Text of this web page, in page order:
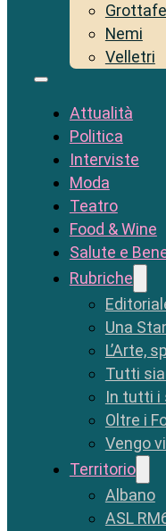
Nemi
Velletri
Attualità
Politica
Interviste
Moda
Teatro
Food & Wine
Salute e
Rubriche
Una
L’Arte,
Tutti
In tutti i
Oltre i
Vengo
Territorio
Albano
ASL